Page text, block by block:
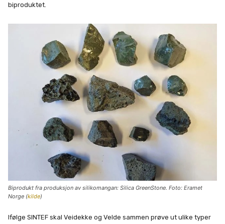
biproduktet.
Biprodukt fra produksjon av silikomangan: Silica GreenStone. Foto: Eramet
Norge (kilde)
Ifølge SINTEF skal Veidekke og Velde sammen prøve ut ulike typer